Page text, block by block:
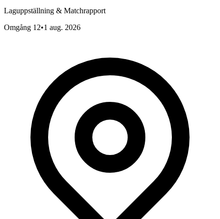
Laguppställning & Matchrapport
Omgång 12•1 aug. 2026